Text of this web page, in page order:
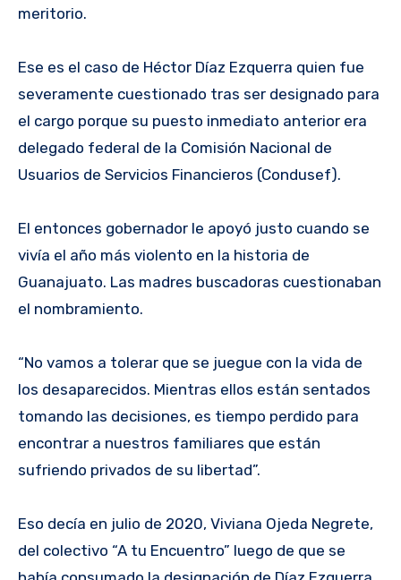
meritorio.
Ese es el caso de Héctor Díaz Ezquerra quien fue
severamente cuestionado tras ser designado para
el cargo porque su puesto inmediato anterior era
delegado federal de la Comisión Nacional de
Usuarios de Servicios Financieros (Condusef).
El entonces gobernador le apoyó justo cuando se
vivía el año más violento en la historia de
Guanajuato. Las madres buscadoras cuestionaban
el nombramiento.
“No vamos a tolerar que se juegue con la vida de
los desaparecidos. Mientras ellos están sentados
tomando las decisiones, es tiempo perdido para
encontrar a nuestros familiares que están
sufriendo privados de su libertad”.
Eso decía en julio de 2020, Viviana Ojeda Negrete,
del colectivo “A tu Encuentro” luego de que se